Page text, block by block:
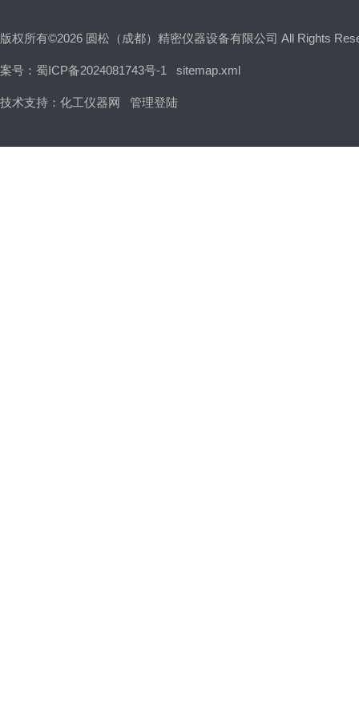
版权所有©2026 圆松（成都）精密仪器设备有限公司 All Rights
案号：蜀ICP备2024081743号-1 sitemap.xml
技术支持： 化工仪器网 管理登陆